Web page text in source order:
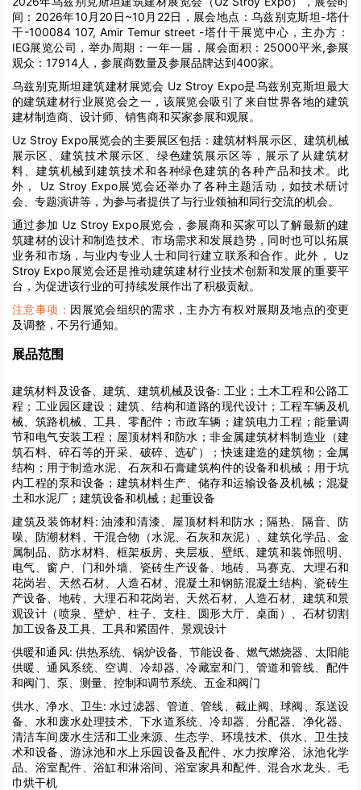
间：2026年10月20日~10月22日，展会地点：乌兹别克斯坦-塔什
干-100084 107, Amir Temur street -塔什干展览中心，主办方：
IEG展览公司，举办周期：一年一届，展会面积：25000平米,参展
观众：17914人，参展商数量及参展品牌达到400家。
乌兹别克斯坦建筑建材展览会 Uz Stroy Expo是乌兹别克斯坦最大
的建筑建材行业展览会之一，该展览会吸引了来自世界各地的建筑
建材制造商、设计师、销售商和买家参展和观展。
Uz Stroy Expo展览会的主要展区包括：建筑材料展示区、建筑机械
展示区、建筑技术展示区、绿色建筑展示区等，展示了从建筑材
料、建筑机械到建筑技术和各种绿色建筑的各种产品和技术。此
外， Uz Stroy Expo展览会还举办了各种主题活动，如技术研讨
会、专题演讲等，为参与者提供了与行业领袖和同行交流的机会。
通过参加 Uz Stroy Expo展览会，参展商和买家可以了解最新的建
筑建材的设计和制造技术、市场需求和发展趋势，同时也可以拓展
业务和市场，与业内专业人士和同行建立联系和合作。此外， Uz
Stroy Expo展览会还是推动建筑建材行业技术创新和发展的重要平
台，为促进该行业的可持续发展作出了积极贡献。
注意事项： 因展览会组织的需求，主办方有权对展期及地点的变更
及调整，不另行通知。
展品范围
建筑材料及设备、建筑、建筑机械及设备: 工业；土木工程和公路工
程；工业园区建设；建筑、结构和道路的现代设计；工程车辆及机
械、筑路机械、工具、零配件；市政车辆；建筑电力工程；能量调
节和电气安装工程；屋顶材料和防水；非金属建筑材料制造业（建
筑石料、碎石等的开采、破碎、选矿）；快速建造的建筑物；金属
结构；用于制造水泥、石灰和石膏建筑构件的设备和机械；用于坑
内工程的泵和设备；建筑材料生产、储存和运输设备及机械；混凝
土和水泥厂；建筑设备和机械；起重设备
建筑及装饰材料: 油漆和清漆、屋顶材料和防水；隔热、隔音、防
噪、防潮材料、干混合物（水泥、石灰和灰泥）、建筑化学品、金
属制品、防水材料、框架板房、夹层板、壁纸、建筑和装饰照明、
电气、窗户、门和外墙、瓷砖生产设备、地砖、马赛克、大理石和
花岗岩、天然石材、人造石材、混凝土和钢筋混凝土结构、瓷砖生
产设备、地砖、大理石和花岗岩、天然石材、人造石材、建筑和景
观设计（喷泉、壁炉、柱子、支柱、圆形大厅、桌面）、石材切割
加工设备及工具、工具和紧固件、景观设计
供暖和通风: 供热系统、锅炉设备、节能设备、燃气燃烧器、太阳能
供暖、通风系统、空调、冷却器、冷藏室和门、管道和管线、配件
和阀门、泵、测量、控制和调节系统、五金和阀门
供水、净水、卫生: 水过滤器、管道、管线、截止阀、球阀、泵送设
备、水和废水处理技术、下水道系统、冷却器、分配器、净化器、
清洁车间废水生活和工业来源、生态学、环境技术、供水、卫生技
术和设备、游泳池和水上乐园设备及配件、水力按摩浴、泳池化学
品、浴室配件、浴缸和淋浴间、浴室家具和配件、混合水龙头、毛
巾烘干机